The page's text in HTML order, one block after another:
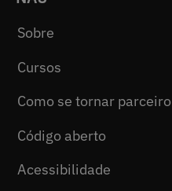
Sobre
Cursos
Como se tornar parceiro
Código aberto
Acessibilidade